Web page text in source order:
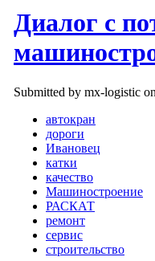
Диалог с
Submitted by mx-logistic
автокран
дороги
Ивановец
катки
качество
Машиностроение
РАСКАТ
ремонт
сервис
строительство